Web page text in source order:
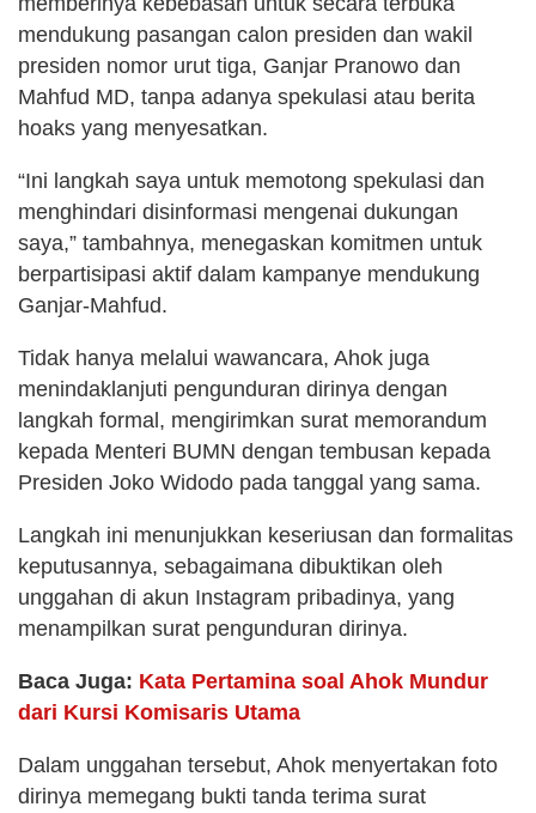
mendukung pasangan calon presiden dan wakil
presiden nomor urut tiga, Ganjar Pranowo dan
Mahfud MD, tanpa adanya spekulasi atau berita
hoaks yang menyesatkan.
“Ini langkah saya untuk memotong spekulasi dan
menghindari disinformasi mengenai dukungan
saya,” tambahnya, menegaskan komitmen untuk
berpartisipasi aktif dalam kampanye mendukung
Ganjar-Mahfud.
Tidak hanya melalui wawancara, Ahok juga
menindaklanjuti pengunduran dirinya dengan
langkah formal, mengirimkan surat memorandum
kepada Menteri BUMN dengan tembusan kepada
Presiden Joko Widodo pada tanggal yang sama.
Langkah ini menunjukkan keseriusan dan formalitas
keputusannya, sebagaimana dibuktikan oleh
unggahan di akun Instagram pribadinya, yang
menampilkan surat pengunduran dirinya.
Baca Juga: Kata Pertamina soal Ahok Mundur
dari Kursi Komisaris Utama
Dalam unggahan tersebut, Ahok menyertakan foto
dirinya memegang bukti tanda terima surat